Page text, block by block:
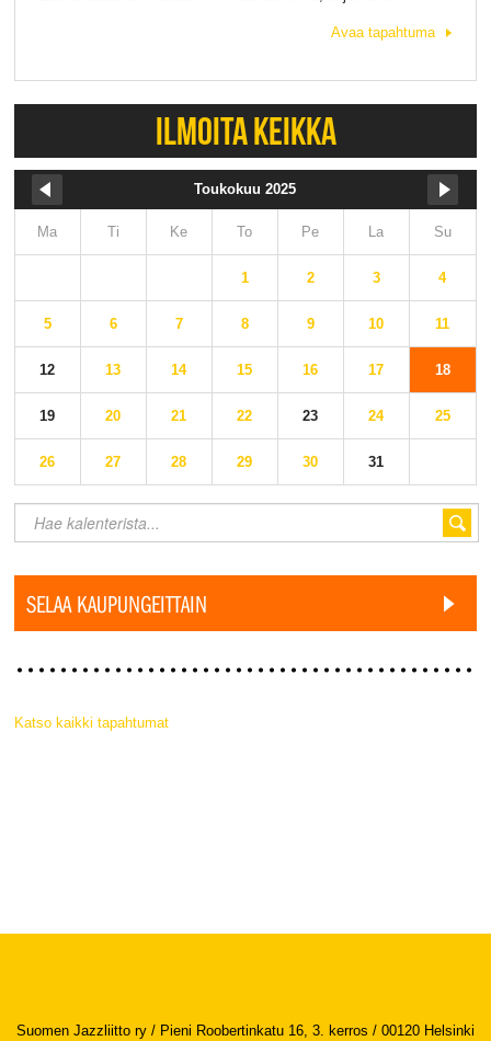
Avaa tapahtuma
ILMOITA KEIKKA
Toukokuu 2025
Ma Ti Ke To Pe La Su
1 2 3 4
5 6 7 8 9 10 11
12 13 14 15 16 17 18
19 20 21 22 23 24 25
26 27 28 29 30 31
SELAA KAUPUNGEITTAIN
Katso kaikki tapahtumat
Suomen Jazzliitto ry / Pieni Roobertinkatu 16, 3. kerros / 00120 Helsinki